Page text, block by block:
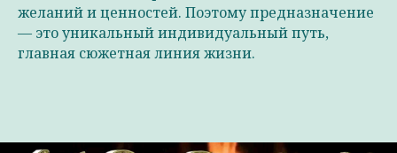
желаний и ценностей. Поэтому предназначение
— это уникальный индивидуальный путь,
главная сюжетная линия жизни.